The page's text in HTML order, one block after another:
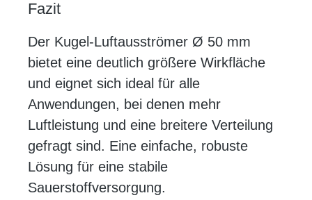
Fazit
Der Kugel-Luftausströmer Ø 50 mm
bietet eine deutlich größere Wirkfläche
und eignet sich ideal für alle
Anwendungen, bei denen mehr
Luftleistung und eine breitere Verteilung
gefragt sind. Eine einfache, robuste
Lösung für eine stabile
Sauerstoffversorgung.